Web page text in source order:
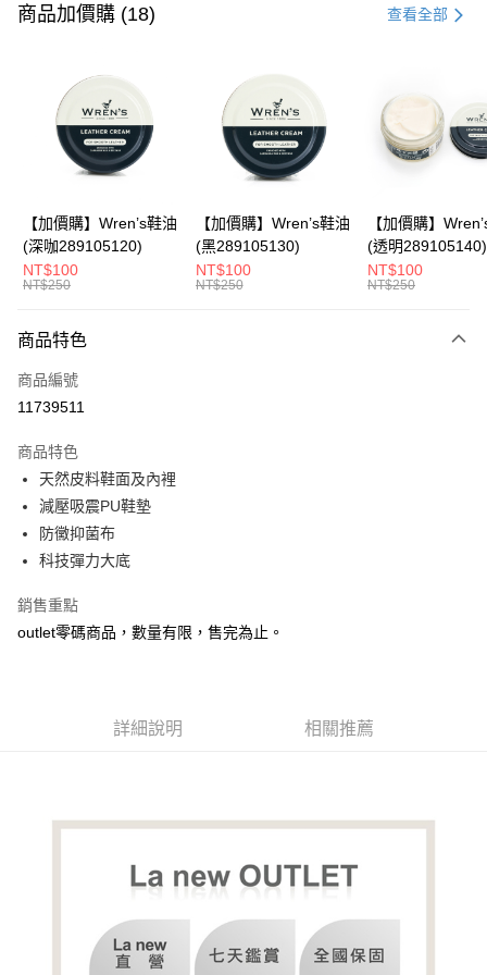
信用卡一次付款
Apple Pay
悠遊付
Google Pay
全盈+PAY
ATM付款
宅配
每筆NT$80，滿NT$990(含以上)免運費
付款後門市自取
每筆NT$80，滿NT$699(含以上)免運費
商品加價購 (18) 查看全部
【加價購】Wren’s鞋油
(深咖289105120)
NT$100
NT$250
【加價購】Wren’s鞋油
(黑289105130)
NT$100
NT$250
【加價購】
(透明289105140)
NT$100
NT$250
商品特色
商品編號
11739511
商品特色
天然皮料鞋面及內裡
減壓吸震PU鞋墊
防黴抑菌布
科技彈力大底
銷售重點
outlet零碼商品，數量有限，售完為止。
詳細說明 相關推薦